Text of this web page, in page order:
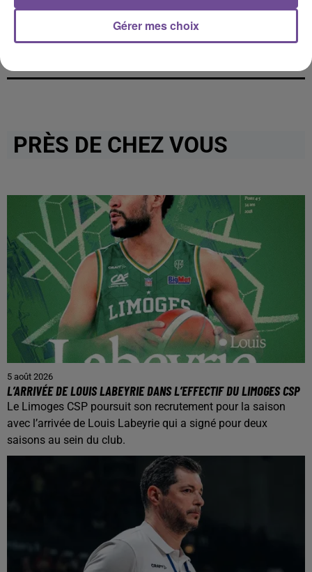
en cliquant sur le bouton ci-dessous.
Afficher l'élément
PRÈS DE CHEZ VOUS
5 août 2026
L’ARRIVÉE DE LOUIS LABEYRIE DANS L’EFFECTIF DU LIMOGES CSP
Le Limoges CSP poursuit son recrutement pour la saison
avec l’arrivée de Louis Labeyrie qui a signé pour deux
saisons au sein du club.
Gérer mes choix